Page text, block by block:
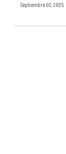
Septiembre 03, 2025